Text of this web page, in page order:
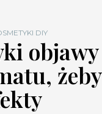
DIY
żeby